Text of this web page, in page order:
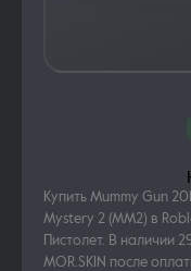
Купить Mummy Gun
Mystery 2 (MM2) в
Пистолет. В наличии
MOR.SKIN после